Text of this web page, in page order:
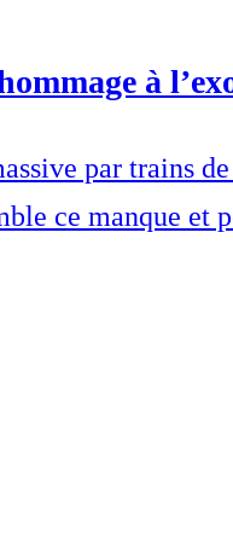
à
par trains
ce manque et